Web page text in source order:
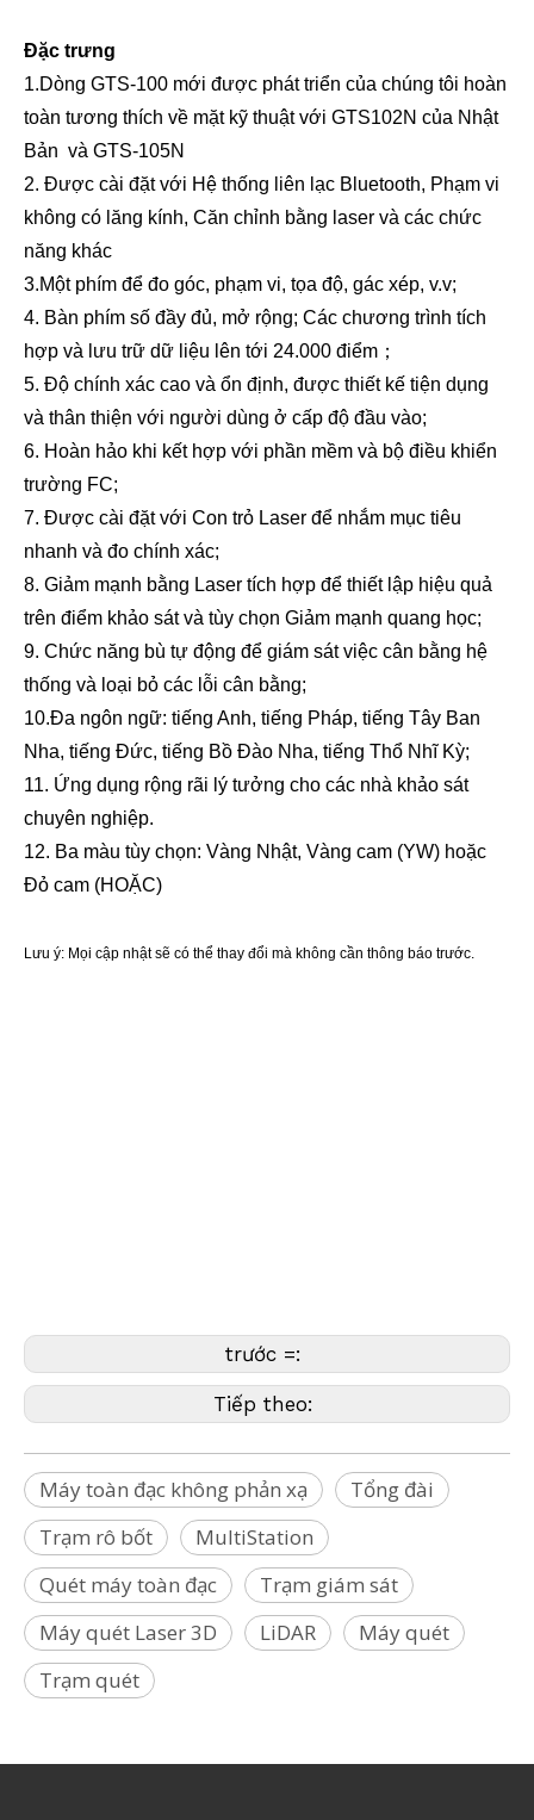
Đặc trưng
1.Dòng GTS-100 mới được phát triển của chúng tôi hoàn
toàn tương thích về mặt kỹ thuật với GTS102N của Nhật
Bản và GTS-105N
2. Được cài đặt với Hệ thống liên lạc Bluetooth, Phạm vi
không có lăng kính, Căn chỉnh bằng laser và các chức
năng khác
3.Một phím để đo góc, phạm vi, tọa độ, gác xép, v.v;
4. Bàn phím số đầy đủ, mở rộng; Các chương trình tích
hợp và lưu trữ dữ liệu lên tới 24.000 điểm ；
5. Độ chính xác cao và ổn định, được thiết kế tiện dụng
và thân thiện với người dùng ở cấp độ đầu vào;
6. Hoàn hảo khi kết hợp với phần mềm và bộ điều khiển
trường FC;
7. Được cài đặt với Con trỏ Laser để nhắm mục tiêu
nhanh và đo chính xác;
8. Giảm mạnh bằng Laser tích hợp để thiết lập hiệu quả
trên điểm khảo sát và tùy chọn Giảm mạnh quang học;
9. Chức năng bù tự động để giám sát việc cân bằng hệ
thống và loại bỏ các lỗi cân bằng;
10.Đa ngôn ngữ: tiếng Anh, tiếng Pháp, tiếng Tây Ban
Nha, tiếng Đức, tiếng Bồ Đào Nha, tiếng Thổ Nhĩ Kỳ;
11. Ứng dụng rộng rãi lý tưởng cho các nhà khảo sát
chuyên nghiệp.
12. Ba màu tùy chọn: Vàng Nhật, Vàng cam (YW) hoặc
Đỏ cam (HOẶC)
Lưu ý: Mọi cập nhật sẽ có thể thay đổi mà không cần thông báo trước.
trước =:
Tiếp theo:
Máy toàn đạc không phản xạ
Tổng đài
Trạm rô bốt
MultiStation
Quét máy toàn đạc
Trạm giám sát
Máy quét Laser 3D
LiDAR
Máy quét
Trạm quét